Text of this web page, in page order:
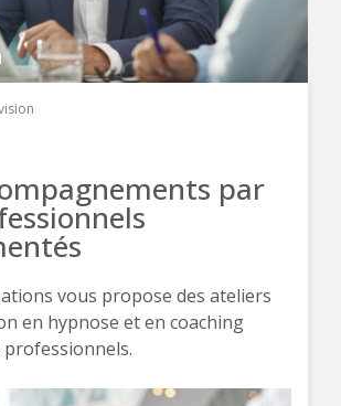
par
vous propose des ateliers
en hypnose et en coaching